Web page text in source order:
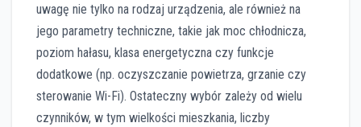
uwagę nie tylko na rodzaj urządzenia, ale również na
jego parametry techniczne, takie jak moc chłodnicza,
poziom hałasu, klasa energetyczna czy funkcje
dodatkowe (np. oczyszczanie powietrza, grzanie czy
sterowanie Wi-Fi). Ostateczny wybór zależy od wielu
czynników, w tym wielkości mieszkania, liczby